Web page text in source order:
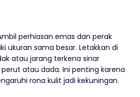
perhiasan emas dan perak
ukuran sama besar. Letakkan di
atau jarang terkena sinar
atau dada. Ini penting karena
rona kulit jadi kekuningan.